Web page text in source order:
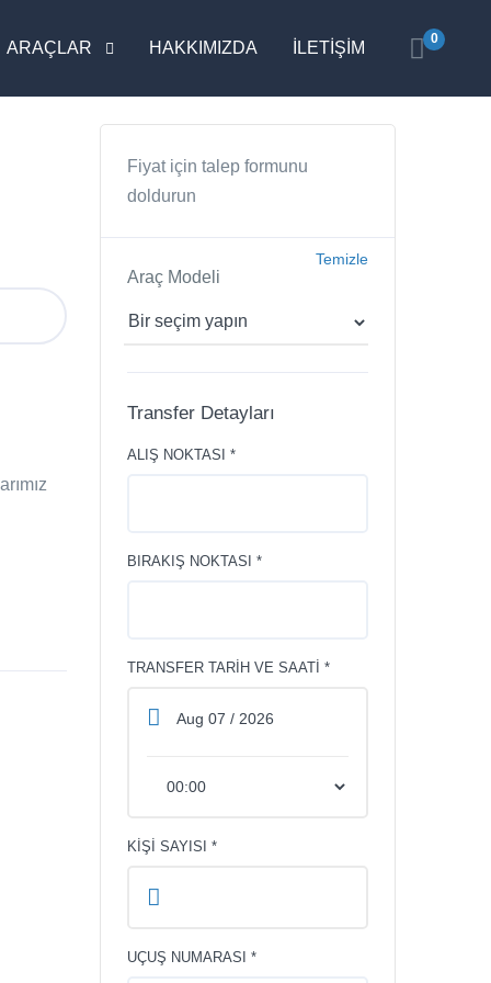
ARAÇLAR HAKKIMIZDA İLETİŞİM 0
Fiyat için talep formunu
doldurun
Araç Modeli
Temizle
Transfer Detayları
ALIŞ NOKTASI *
BIRAKIŞ NOKTASI *
TRANSFER TARIH VE SAATI *
KIŞI SAYISI *
UÇUŞ NUMARASI *